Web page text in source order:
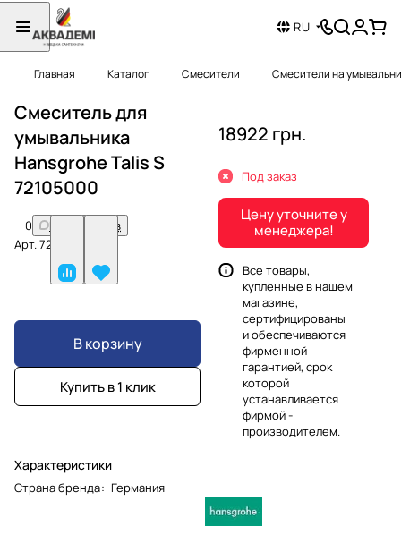
RU
Главная Каталог Смесители Смесители на
Смеситель для
умывальника
Hansgrohe Talis S
72105000
0
Нет отзывов
Арт.72105000
В корзину
Купить в 1 клик
Характеристики
Страна бренда: Германия
18922 грн.
Под заказ
Цену уточните у
менеджера!
Все товары,
купленные в нашем
магазине,
сертифицированы
и обеспечиваются
фирменной
гарантией, срок
которой
устанавливается
фирмой -
производителем.